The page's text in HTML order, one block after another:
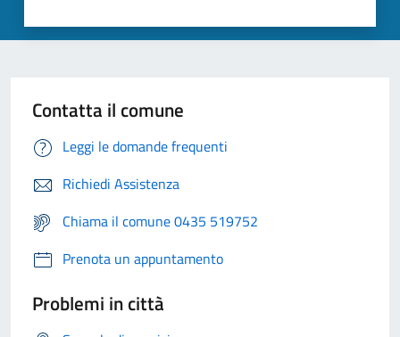
Contatta il comune
Leggi le domande frequenti
Richiedi Assistenza
Chiama il comune 0435 519752
Prenota un appuntamento
Problemi in città